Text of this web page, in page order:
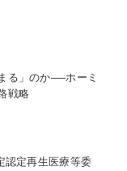
る」のか──ホーミ
戦略
認定再生医療等委